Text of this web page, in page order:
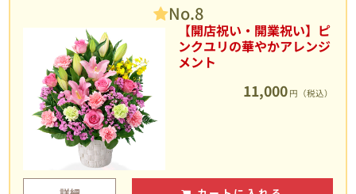
No.8
【開店祝い・開業祝い】ピ
ンクユリの華やかアレンジ
メント
11,000 円（税込）